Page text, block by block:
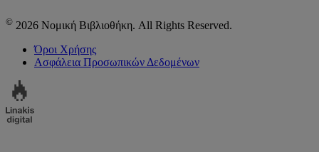
© 2026 Νομική Βιβλιοθήκη. All Rights Reserved.
Όροι Χρήσης
Ασφάλεια Προσωπικών Δεδομένων